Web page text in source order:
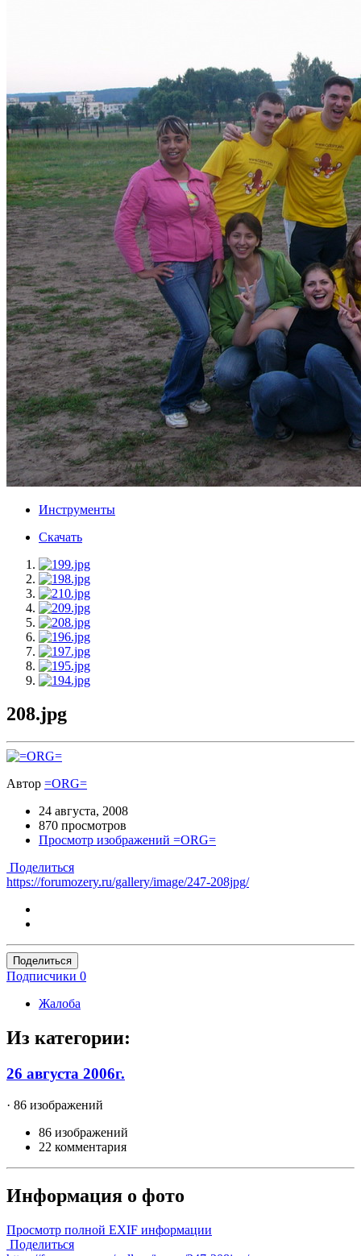
Инструменты
Скачать
208.jpg
Автор =ORG=
24 августа, 2008
870 просмотров
Просмотр изображений =ORG=
Поделиться
https://forumozery.ru/gallery/image/247-208jpg/
Поделиться
Подписчики 0
Жалоба
Из категории:
26 августа 2006г.
· 86 изображений
86 изображений
22 комментария
Информация о фото
Просмотр полной EXIF информации
Поделиться